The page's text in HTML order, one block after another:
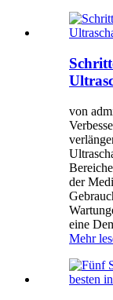
von
der
eine
Mehr